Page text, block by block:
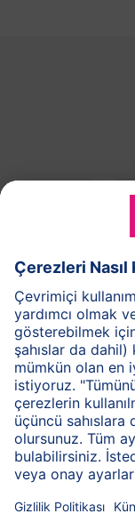
HiPP Süt
Gizlilik
Bilgi Toplum